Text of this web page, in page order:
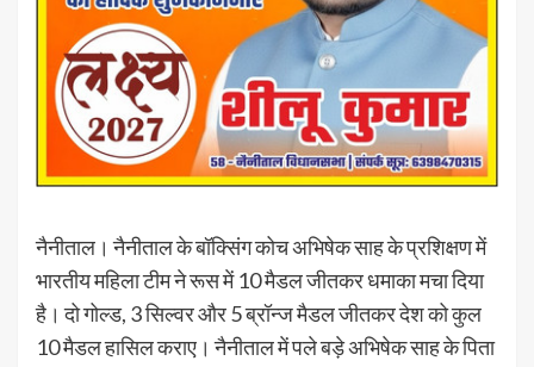
नैनीताल। नैनीताल के बॉक्सिंग कोच अभिषेक साह के प्रशिक्षण में
भारतीय महिला टीम ने रूस में 10 मैडल जीतकर धमाका मचा दिया
है। दो गोल्ड, 3 सिल्वर और 5 ब्रॉन्ज मैडल जीतकर देश को कुल
10 मैडल हासिल कराए। नैनीताल में पले बड़े अभिषेक साह के पिता